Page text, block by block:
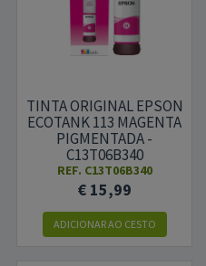
TINTA ORIGINAL EPSON
ECOTANK 113 MAGENTA
PIGMENTADA -
C13T06B340
REF. C13T06B340
€ 15,99
ADICIONARAO CESTO